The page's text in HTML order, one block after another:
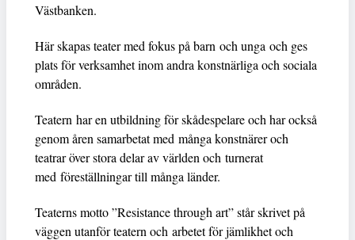
Västbanken.
Här skapas teater med fokus på barn och unga och ges
plats för verksamhet inom andra konstnärliga och sociala
områden.
Teatern har en utbildning för skådespelare och har också
genom åren samarbetat med många konstnärer och
teatrar över stora delar av världen och turnerat
med föreställningar till många länder.
Teaterns motto ”Resistance through art” står skrivet på
väggen utanför teatern och arbetet för jämlikhet och